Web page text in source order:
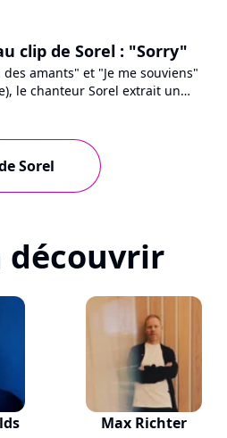
clip de Sorel : "Sorry"
amants" et "Je me souviens"
le chanteur Sorel extrait un
Sorel
découvrir
Max Richter